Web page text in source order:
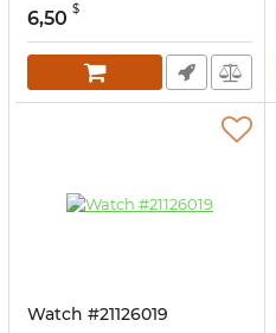
6,50 $
Watch #21126019